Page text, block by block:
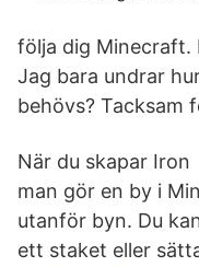
följa dig Minecraft.
Jag bara undrar
behövs? Tacksam
När du skapar
man gör en by i
utanför byn. Du
ett staket eller